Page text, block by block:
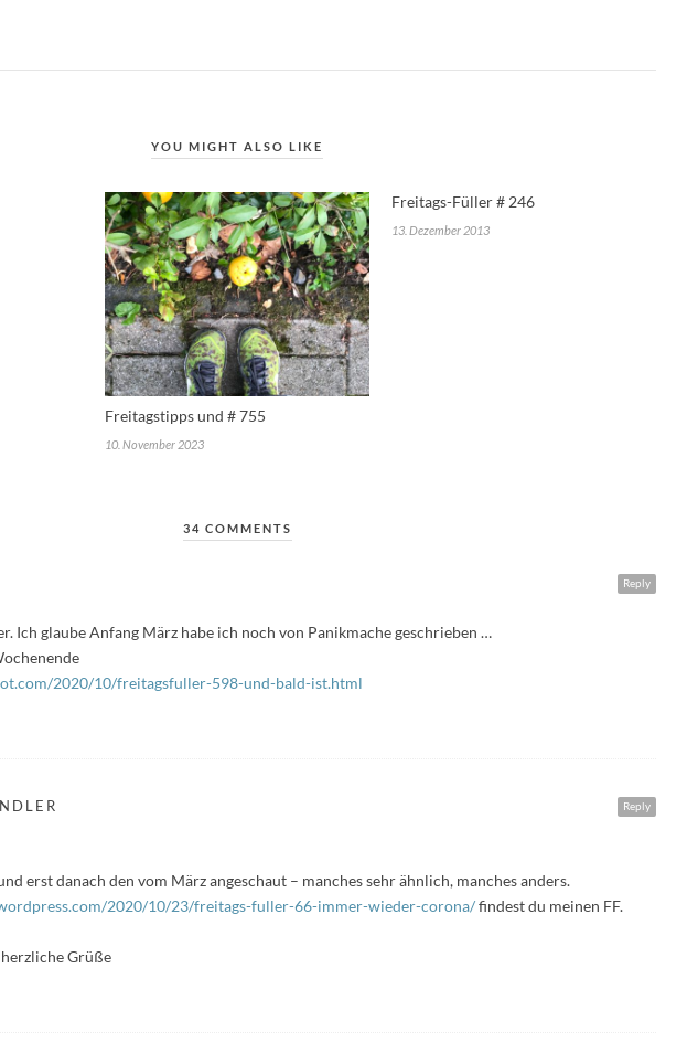
YOU MIGHT ALSO LIKE
Freitagstipps und # 755
10. November 2023
Freitags-Füller # 246
13. Dezember 2013
34 COMMENTS
Reply
Ich glaube Anfang März habe ich noch von Panikmache geschrieben …
2020/10/freitagsfuller-598-und-bald-ist.html
Reply
erst danach den vom März angeschaut – manches sehr ähnlich, manches anders.
2020/10/23/freitags-fuller-66-immer-wieder-corona/findest du meinen FF.
Grüße